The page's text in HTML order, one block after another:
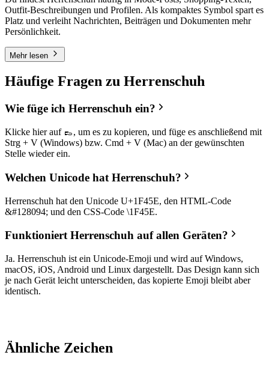
Outfit-Beschreibungen und Profilen. Als kompaktes Symbol spart es
Platz und verleiht Nachrichten, Beiträgen und Dokumenten mehr
Persönlichkeit.
Mehr lesen
Häufige Fragen zu Herrenschuh
Wie füge ich Herrenschuh ein?
Klicke hier auf 👞, um es zu kopieren, und füge es anschließend mit
Strg + V (Windows) bzw. Cmd + V (Mac) an der gewünschten
Stelle wieder ein.
Welchen Unicode hat Herrenschuh?
Herrenschuh hat den Unicode U+1F45E, den HTML-Code
&#128094; und den CSS-Code \1F45E.
Funktioniert Herrenschuh auf allen Geräten?
Ja. Herrenschuh ist ein Unicode-Emoji und wird auf Windows,
macOS, iOS, Android und Linux dargestellt. Das Design kann sich
je nach Gerät leicht unterscheiden, das kopierte Emoji bleibt aber
identisch.
Ähnliche Zeichen